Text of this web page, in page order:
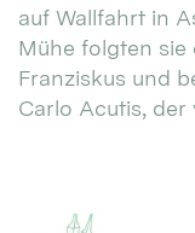
auf Wallfahrt in
Mühe folgten sie
Franziskus und
Carlo Acutis, der